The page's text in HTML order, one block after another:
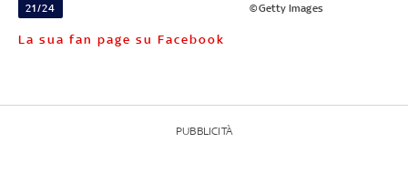
21/24 ©Getty Images
La sua fan page su Facebook
PUBBLICITÀ